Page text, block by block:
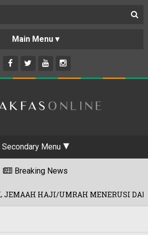
Secondary Menu
Breaking News
MENERUSI DANA RM60 JUTA!